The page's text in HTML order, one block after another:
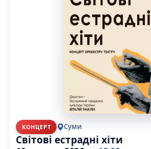
КОНЦЕРТ Суми
Світові естрадні хіти